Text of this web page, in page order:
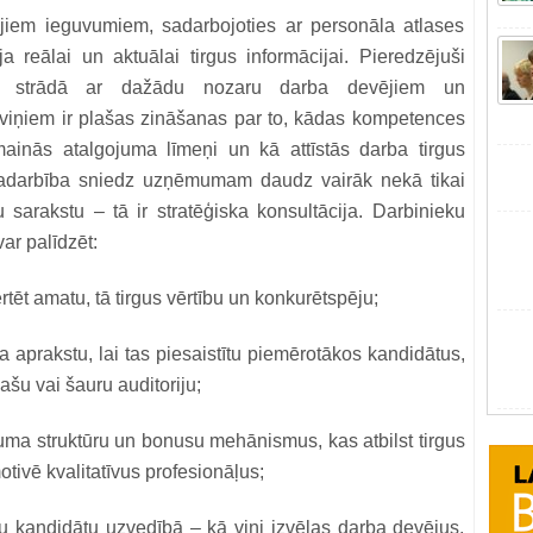
ieguvumiem, sadarbojoties ar personāla atlases
reālai un aktuālai tirgus informācijai. Pieredzējuši
strādā ar dažādu nozaru darba devējiem un
ir plašas zināšanas par to, kādas kompetences
atalgojuma līmeņi un kā attīstās darba tirgus
sniedz uzņēmumam daudz vairāk nekā tikai
sarakstu – tā ir stratēģiska konsultācija. Darbinieku
palīdzēt:
amatu, tā tirgus vērtību un konkurētspēju;
aprakstu, lai tas piesaistītu piemērotākos kandidātus,
vai šauru auditoriju;
struktūru un bonusu mehānismus, kas atbilst tirgus
kvalitatīvus profesionāļus;
kandidātu uzvedībā – kā viņi izvēlas darba devējus,